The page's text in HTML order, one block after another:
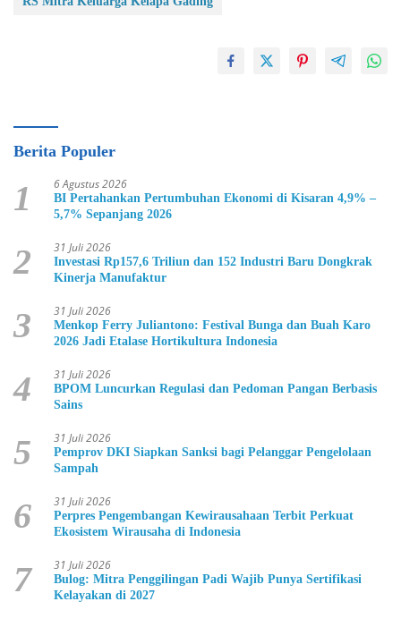
Berita Populer
1 6 Agustus 2026
BI Pertahankan Pertumbuhan Ekonomi di Kisaran 4,9% –
5,7% Sepanjang 2026
2 31 Juli 2026
Investasi Rp157,6 Triliun dan 152 Industri Baru Dongkrak
Kinerja Manufaktur
3 31 Juli 2026
Menkop Ferry Juliantono: Festival Bunga dan Buah Karo
2026 Jadi Etalase Hortikultura Indonesia
4 31 Juli 2026
BPOM Luncurkan Regulasi dan Pedoman Pangan Berbasis
Sains
5 31 Juli 2026
Pemprov DKI Siapkan Sanksi bagi Pelanggar Pengelolaan
Sampah
6 31 Juli 2026
Perpres Pengembangan Kewirausahaan Terbit Perkuat
Ekosistem Wirausaha di Indonesia
7 31 Juli 2026
Bulog: Mitra Penggilingan Padi Wajib Punya Sertifikasi
Kelayakan di 2027